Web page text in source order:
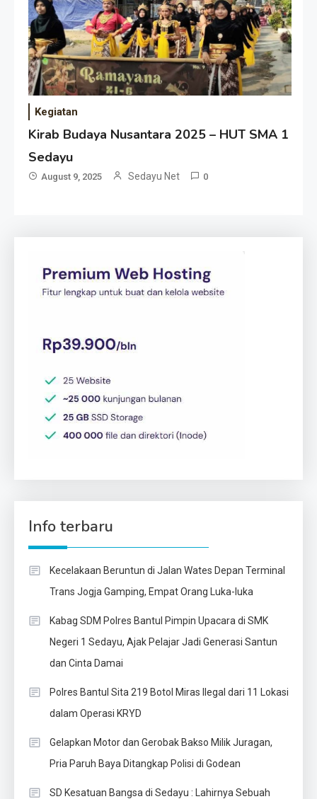
Kegiatan
Kirab Budaya Nusantara 2025 – HUT SMA 1
Sedayu
August 9, 2025 Sedayu Net 0
Info terbaru
Kecelakaan Beruntun di Jalan Wates Depan Terminal
Trans Jogja Gamping, Empat Orang Luka-luka
Kabag SDM Polres Bantul Pimpin Upacara di SMK
Negeri 1 Sedayu, Ajak Pelajar Jadi Generasi Santun
dan Cinta Damai
Polres Bantul Sita 219 Botol Miras Ilegal dari 11 Lokasi
dalam Operasi KRYD
Gelapkan Motor dan Gerobak Bakso Milik Juragan,
Pria Paruh Baya Ditangkap Polisi di Godean
SD Kesatuan Bangsa di Sedayu : Lahirnya Sebuah